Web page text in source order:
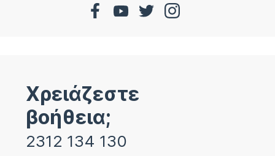
Χρειάζεστε
βοήθεια;
2312 134 130